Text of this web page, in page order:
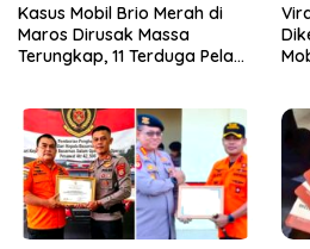
Kasus Mobil Brio Merah di
Maros Dirusak Massa
Terungkap, 11 Terduga Pelaku